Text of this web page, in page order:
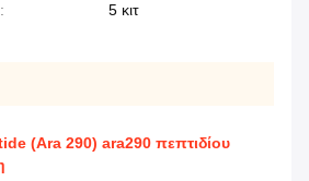
5 κιτ
(Ara 290) ara290 πεπτιδίου